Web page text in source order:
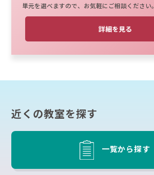
単元を選べますので、お気軽にご相談ください。
詳細を見る
近くの教室を探す
一覧から探す